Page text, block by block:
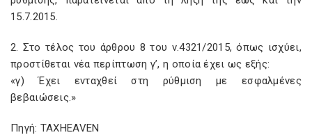
15.7.2015.
2. Στο τέλος του άρθρου 8 του ν.4321/2015, όπως ισχύει,
προστίθεται νέα περίπτωση γ’, η οποία έχει ως εξής:
«γ) Έχει ενταχθεί στη ρύθμιση με εσφαλμένες
βεβαιώσεις.»
Πηγή: TAXHEAVEN